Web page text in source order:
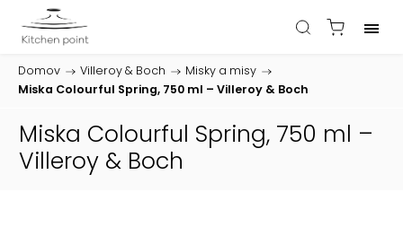
Domov / Villeroy & Boch / Misky a misy /
Miska Colourful Spring, 750 ml – Villeroy & Boch
Miska Colourful Spring, 750 ml –
Villeroy & Boch